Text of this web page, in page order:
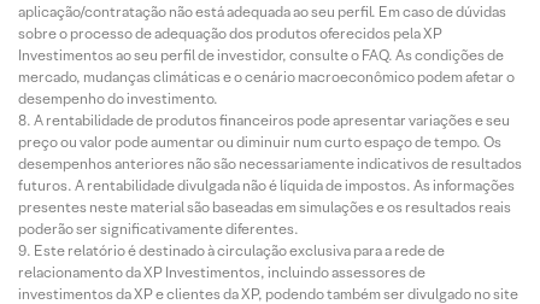
aplicação/contratação não está adequada ao seu perfil. Em caso de dúvidas
sobre o processo de adequação dos produtos oferecidos pela XP
Investimentos ao seu perfil de investidor, consulte o FAQ. As condições de
mercado, mudanças climáticas e o cenário macroeconômico podem afetar o
desempenho do investimento.
A rentabilidade de produtos financeiros pode apresentar variações e seu
preço ou valor pode aumentar ou diminuir num curto espaço de tempo. Os
desempenhos anteriores não são necessariamente indicativos de resultados
futuros. A rentabilidade divulgada não é líquida de impostos. As informações
presentes neste material são baseadas em simulações e os resultados reais
poderão ser significativamente diferentes.
Este relatório é destinado à circulação exclusiva para a rede de
relacionamento da XP Investimentos, incluindo assessores de
investimentos da XP e clientes da XP, podendo também ser divulgado no site